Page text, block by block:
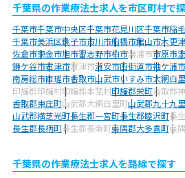
千葉県の作業療法士求人を市区町村で
千葉市千葉市中央区千葉市花見川区千葉市稲
千葉市美浜区銚子市市川市船橋市館山市木更
佐倉市東金市旭市習志野市柏市勝浦市市原市
鎌ケ谷市君津市富津市浦安市四街道市袖ケ浦市
南房総市匝瑳市香取市山武市いすみ市大網白
印旛郡印旛村印旛郡本埜村印旛郡栄町香取郡
香取郡東庄町山武郡大網白里町山武郡九十九
山武郡横芝光町長生郡一宮町長生郡睦沢町長
長生郡長柄町長生郡長南町夷隅郡大多喜町夷
千葉県の作業療法士求人を路線で探す